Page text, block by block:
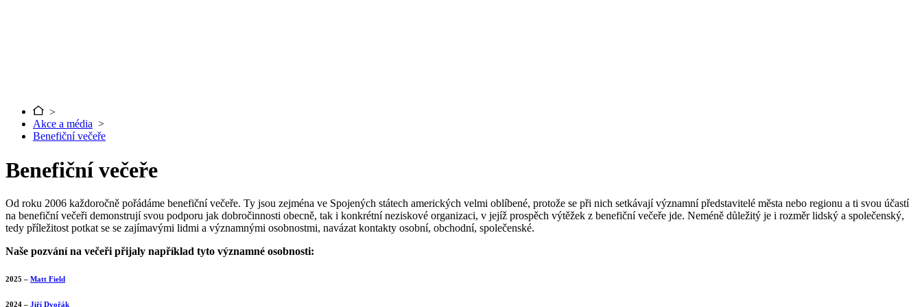
>
Akce a média >
Benefiční večeře
Benefiční večeře
Od roku 2006 každoročně pořádáme benefiční večeře. Ty jsou zejména ve Spojených státech amerických velmi oblíbené, protože se při nich setkávají významní představitelé města nebo regionu a ti svou účastí
na benefiční večeři demonstrují svou podporu jak dobročinnosti obecně, tak i konkrétní neziskové organizaci, v jejíž prospěch výtěžek z benefiční večeře jde. Neméně důležitý je i rozměr lidský a společenský,
tedy příležitost potkat se se zajímavými lidmi a významnými osobnostmi, navázat kontakty osobní, obchodní, společenské.
Naše pozvání na večeři přijaly například tyto významné osobnosti:
2025 – Matt Field
2024 – Jiří Dvořák